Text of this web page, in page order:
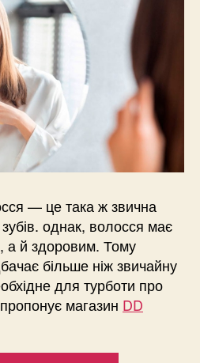
— це така ж звична
однак, волосся має
а й здоровим. Тому
більше ніж звичайну
для турботи про
магазин DD